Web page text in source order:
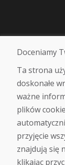
Doceniamy
Ta strona
doskonałe
ważne
plików
przyjęcie
znajdują się
klikając